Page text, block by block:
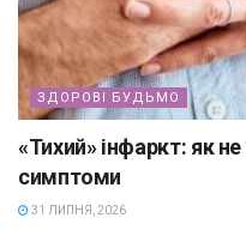
ЗДОРОВІ БУДЬМО
«Тихий» інфаркт: як
симптоми
31 ЛИПНЯ, 2026